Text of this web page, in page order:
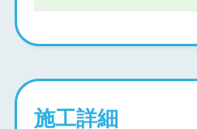
施工詳細